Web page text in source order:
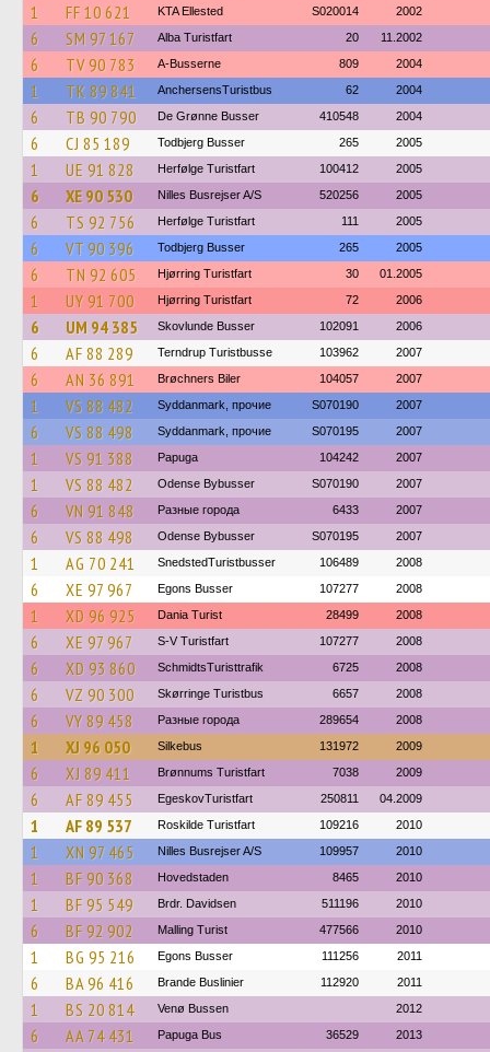
1 FF 10 621 KTA Ellested S020014 2002
6 SM 97 167 Alba Turistfart 20 11.2002
6 TV 90 783 A-Busserne 809 2004
1 TK 89 841 AnchersensTuristbus 62 2004
6 TB 90 790 De Grønne Busser 410548 2004
6 CJ 85 189 Todbjerg Busser 265 2005
1 UE 91 828 Herfølge Turistfart 100412 2005
6 XE 90 530 Nilles Busrejser A/S 520256 2005
6 TS 92 756 Herfølge Turistfart 111 2005
6 VT 90 396 Todbjerg Busser 265 2005
6 TN 92 605 Hjørring Turistfart 30 01.2005
1 UY 91 700 Hjørring Turistfart 72 2006
6 UM 94 385 Skovlunde Busser 102091 2006
6 AF 88 289 Terndrup Turistbusse 103962 2007
6 AN 36 891 Brøchners Biler 104057 2007
1 VS 88 482 Syddanmark, прочие S070190 2007
6 VS 88 498 Syddanmark, прочие S070195 2007
1 VS 91 388 Papuga 104242 2007
1 VS 88 482 Odense Bybusser S070190 2007
6 VN 91 848 Разные города 6433 2007
6 VS 88 498 Odense Bybusser S070195 2007
1 AG 70 241 SnedstedTuristbusser 106489 2008
6 XE 97 967 Egons Busser 107277 2008
1 XD 96 925 Dania Turist 28499 2008
6 XE 97 967 S-V Turistfart 107277 2008
6 XD 93 860 SchmidtsTuristtrafik 6725 2008
6 VZ 90 300 Skørringe Turistbus 6657 2008
6 VY 89 458 Разные города 289654 2008
1 XJ 96 050 Silkebus 131972 2009
6 XJ 89 411 Brønnums Turistfart 7038 2009
6 AF 89 455 EgeskovTuristfart 250811 04.2009
1 AF 89 537 Roskilde Turistfart 109216 2010
1 XN 97 465 Nilles Busrejser A/S 109957 2010
1 BF 90 368 Hovedstaden 8465 2010
1 BF 95 549 Brdr. Davidsen 511196 2010
6 BF 92 902 Malling Turist 477566 2010
1 BG 95 216 Egons Busser 111256 2011
6 BA 96 416 Brande Buslinier 112920 2011
1 BS 20 814 Venø Bussen 2012
6 AA 74 431 Papuga Bus 36529 2013